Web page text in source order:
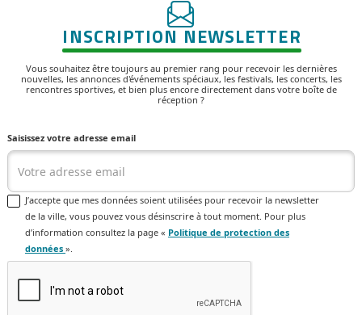
INSCRIPTION NEWSLETTER
Vous souhaitez être toujours au premier rang pour recevoir les dernières
nouvelles, les annonces d'événements spéciaux, les festivals, les concerts, les
rencontres sportives, et bien plus encore directement dans votre boîte de
réception ?
Saisissez votre adresse email
J’accepte que mes données soient utilisées pour recevoir la newsletter
de la ville, vous pouvez vous désinscrire à tout moment. Pour plus
d’information consultez la page « Politique de protection des
données ».